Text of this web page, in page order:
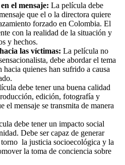
el mensaje: La película debe
que el o la directora quiere
forzado en Colombia. El
con la realidad de la situación y
y hechos.
las víctimas: La película no
debe abordar el tema
quienes han sufrido a causa
debe tener una buena calidad
edición, fotografía y
el mensaje se transmita de manera
debe tener un impacto social
Debe ser capaz de generar
la justicia socioecológica y la
la toma de conciencia sobre